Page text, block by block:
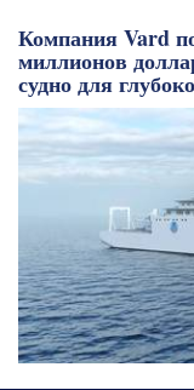
Компания Vard
миллионов
судно для